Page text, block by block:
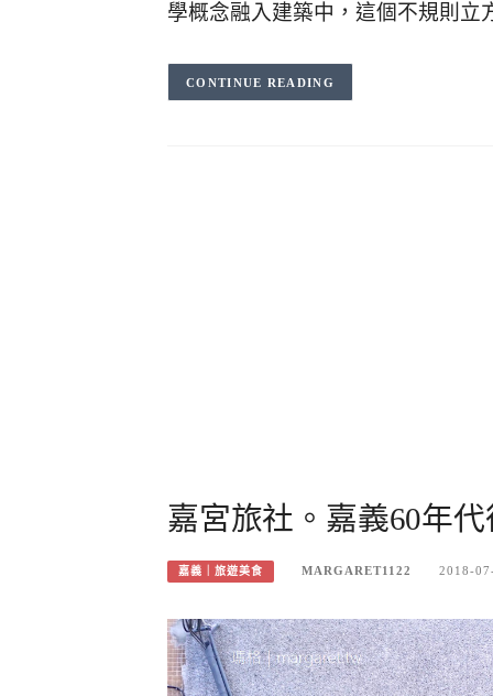
學概念融入建築中，這個不規則
CONTINUE READING
嘉宮旅社。嘉義60年
嘉義｜旅遊美食 MARGARET1122 2018-